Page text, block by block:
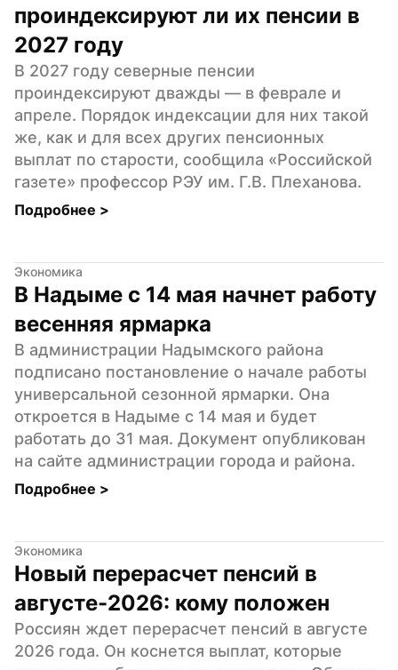
проиндексируют ли их пенсии в
2027 году
В 2027 году северные пенсии
проиндексируют дважды — в феврале и
апреле. Порядок индексации для них такой
же, как и для всех других пенсионных
выплат по старости, сообщила «Российской
газете» профессор РЭУ им. Г.В. Плеханова.
Подробнее >
Экономика
В Надыме с 14 мая начнет работу
весенняя ярмарка
В администрации Надымского района
подписано постановление о начале работы
универсальной сезонной ярмарки. Она
откроется в Надыме с 14 мая и будет
работать до 31 мая. Документ опубликован
на сайте администрации города и района.
Подробнее >
Экономика
Новый перерасчет пенсий в
августе-2026: кому положен
Россиян ждет перерасчет пенсий в августе
2026 года. Он коснется выплат, которые